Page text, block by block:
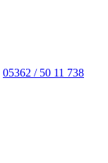
05362 / 50 11 738